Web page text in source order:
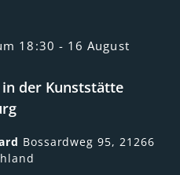
18:30 - 16 August
der Kunststätte
Bossardweg 95, 21266